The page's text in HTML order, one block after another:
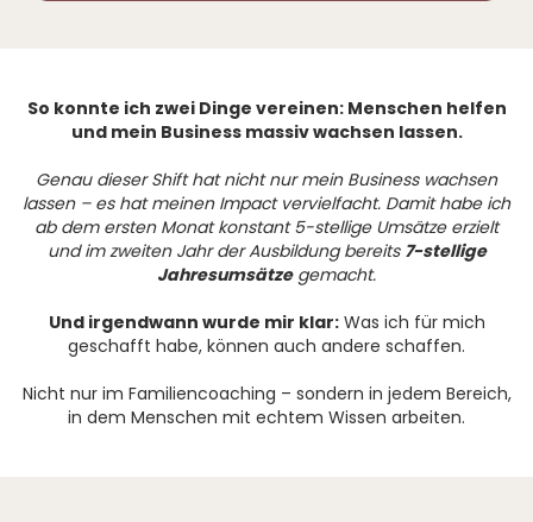
So konnte ich zwei Dinge vereinen: Menschen helfen
und mein Business massiv wachsen lassen.
Genau dieser Shift hat nicht nur mein Business wachsen
lassen – es hat meinen Impact vervielfacht. Damit habe ich
ab dem ersten Monat konstant 5-stellige Umsätze erzielt
und im zweiten Jahr der Ausbildung bereits 7-stellige
Jahresumsätzegemacht.
Und irgendwann wurde mir klar:Was ich für mich
geschafft habe, können auch andere schaffen.
Nicht nur im Familiencoaching – sondern in jedem Bereich,
in dem Menschen mit echtem Wissen arbeiten.